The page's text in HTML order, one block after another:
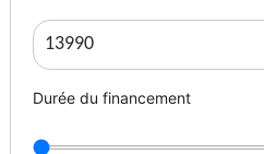
Durée du financement